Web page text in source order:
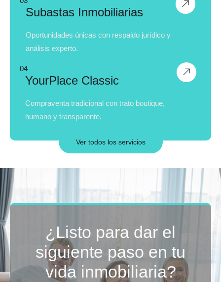
Subastas Inmobiliarias
Oportunidades únicas con respaldo jurídico y
análisis experto.
04
YourPlace Classic
Compraventa tradicional con trato boutique,
humano y transparente.
Ver todos los servicios
¿Listo para dar el
siguiente paso en tu
vida inmobiliaria?